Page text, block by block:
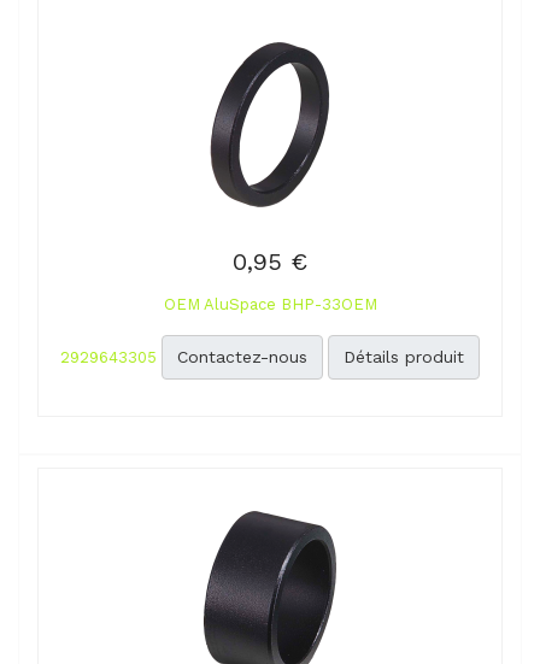
0,95 €
OEM AluSpace BHP-33OEM
2929643305 Contactez-nous Détails produit